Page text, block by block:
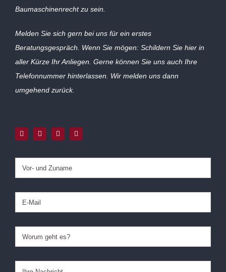
Baumaschinenrecht zu sein.
Melden Sie sich gern bei uns für ein erstes
Beratungsgespräch. Wenn Sie mögen: Schildern Sie hier in
aller Kürze Ihr Anliegen. Gerne können Sie uns auch Ihre
Telefonnummer hinterlassen. Wir melden uns dann
umgehend zurück.